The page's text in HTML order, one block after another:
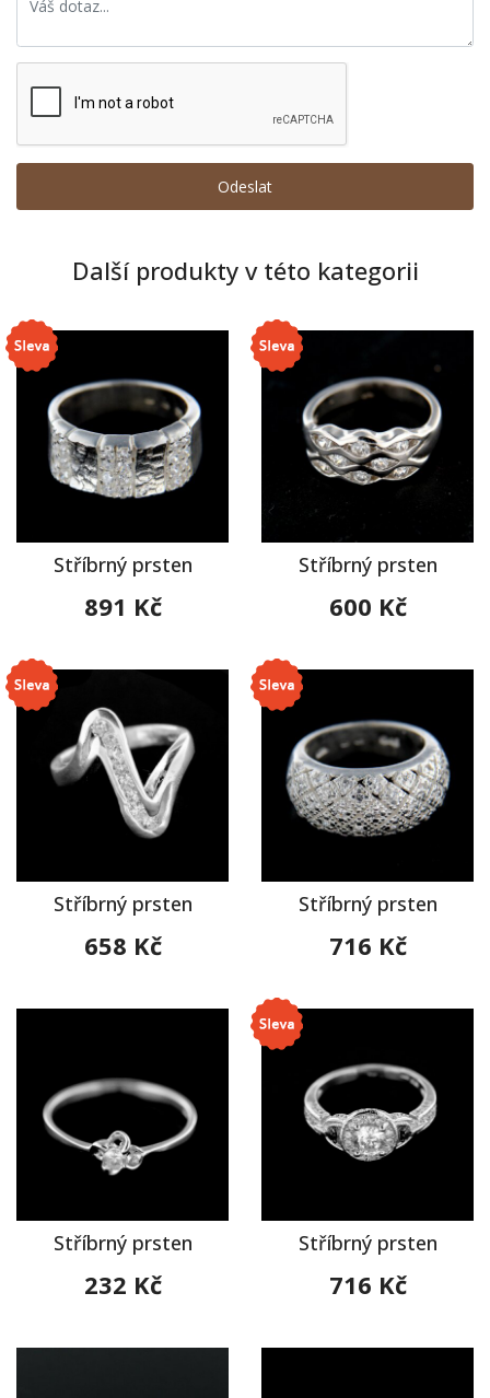
Další produkty v této kategorii
Stříbrný prsten
891 Kč
Stříbrný prsten
600 Kč
Stříbrný prsten
658 Kč
Stříbrný prsten
716 Kč
Stříbrný prsten
232 Kč
Stříbrný prsten
716 Kč